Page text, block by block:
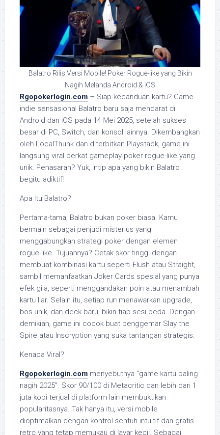
Balatro Rilis Versi Mobile! Poker Rogue-like yang Bikin
Nagih Melanda Android & iOS
Rgopokerlogin.com – Siap kecanduan kartu? Game
indie sensasional Balatro baru saja mendarat di
Android dan iOS pada 14 Mei 2025, setelah sukses
besar di PC, Switch, dan konsol lainnya. Dikembangkan
oleh LocalThunk dan diterbitkan Playstack, game ini
langsung viral berkat gameplay poker rogue-like yang
unik. Penasaran? Yuk, intip apa yang bikin Balatro
begitu adiktif!
Apa Itu Balatro?
Pertama-tama, Balatro bukan poker biasa. Kamu
bermain sebagai penjudi misterius yang
menggabungkan strategi poker dengan elemen
rogue-like. Tujuannya? Cetak skor tinggi dengan
membuat kombinasi kartu seperti Flush atau Straight,
sambil memanfaatkan Joker Cards spesial yang punya
efek gila, seperti menggandakan poin atau menambah
kartu liar. Selain itu, setiap run menawarkan upgrade,
bos unik, dan deck baru, bikin tiap sesi beda. Dengan
demikian, game ini cocok buat penggemar Slay the
Spire atau Inscryption yang suka tantangan strategis.
Kenapa Viral?
Rgopokerlogin.com menyebutnya “game kartu paling
nagih 2025”. Skor 90/100 di Metacritic dan lebih dari 1
juta kopi terjual di platform lain membuktikan
popularitasnya. Tak hanya itu, versi mobile
dioptimalkan dengan kontrol sentuh intuitif dan grafis
retro yang tetap memukau di layar kecil. Sebagai